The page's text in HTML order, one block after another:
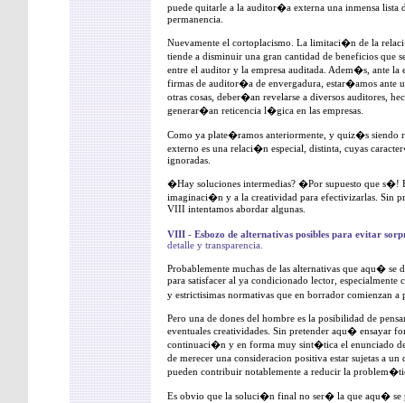
puede quitarle a la auditor�a externa una inmensa lista
permanencia.
Nuevamente el cortoplacismo. La limitaci�n de la
tiende a disminuir una gran cantidad de beneficios que
entre el auditor y la empresa auditada. Adem�s, ante
firmas de auditor�a de envergadura, estar�amos ante
otras cosas, deber�an revelarse a diversos auditores,
generar�an reticencia l�gica en las empresas.
Como ya plate�ramos anteriormente, y quiz�s siendo
externo es una relaci�n especial, distinta, cuyas
ignoradas.
�Hay soluciones intermedias? �Por supuesto que s�!
imaginaci�n y a la creatividad para efectivizarlas. Sin
VIII intentamos abordar algunas.
VIII - Esbozo de alternativas posibles para evitar
detalle y transparencia.
Probablemente muchas de las alternativas que aqu� se
para satisfacer al ya condicionado lector, especialmente
y estrictisimas normativas que en borrador comienzan
Pero una de dones del hombre es la posibilidad de
eventuales creatividades. Sin pretender aqu� ensayar
continuaci�n y en forma muy sint�tica el enunciado
de merecer una consideracion positiva estar sujetas a
pueden contribuir notablemente a reducir la
Es obvio que la soluci�n final no ser� la que aqu� se